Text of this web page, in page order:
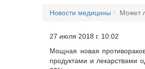
Новости медицины Может
27 июля 2018 г. 10:02
Мощная новая
продуктами и лекарствами